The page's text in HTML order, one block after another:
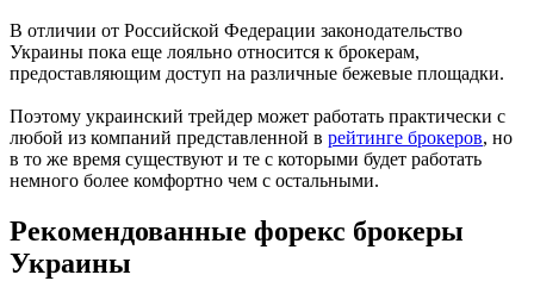
В отличии от Российской Федерации законодательство
Украины пока еще лояльно относится к брокерам,
предоставляющим доступ на различные бежевые площадки.
Поэтому украинский трейдер может работать практически с
любой из компаний представленной в рейтинге брокеров, но
в то же время существуют и те с которыми будет работать
немного более комфортно чем с остальными.
Рекомендованные форекс брокеры
Украины